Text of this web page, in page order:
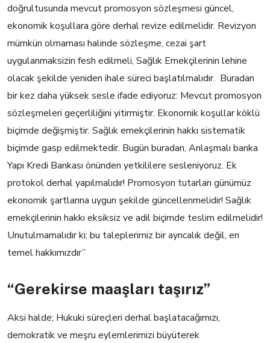
doğrultusunda mevcut promosyon sözleşmesi güncel,
ekonomik koşullara göre derhal revize edilmelidir. Revizyon
mümkün olmaması halinde sözleşme, cezai şart
uygulanmaksizin fesh edilmeli, Sağlık Emekçilerinin lehine
olacak şekilde yeniden ihale süreci başlatılmalıdır. Buradan
bir kez daha yüksek sesle ifade ediyoruz: Mevcut promosyon
sözleşmeleri geçerliliğini yitirmiştir. Ekonomik koşullar köklü
biçimde değişmiştir. Sağlık emekçilerinin hakkı sistematik
biçimde gasp edilmektedir. Bugün buradan, Anlaşmalı banka
Yapı Kredi Bankası önünden yetkililere sesleniyoruz. Ek
protokol derhal yapılmalıdır! Promosyon tutarları günümüz
ekonomik şartlarına uygun şekilde güncellenmelidir! Sağlık
emekçilerinin hakkı eksiksiz ve adil biçimde teslim edilmelidir!
Unutulmamalıdır ki; bu taleplerimiz bir ayrıcalık değil, en
temel hakkımızdır”
“Gerekirse maaşları taşırız”
Aksi halde; Hukuki süreçleri derhal başlatacağımızı,
demokratik ve meşru eylemlerimizi büyüterek